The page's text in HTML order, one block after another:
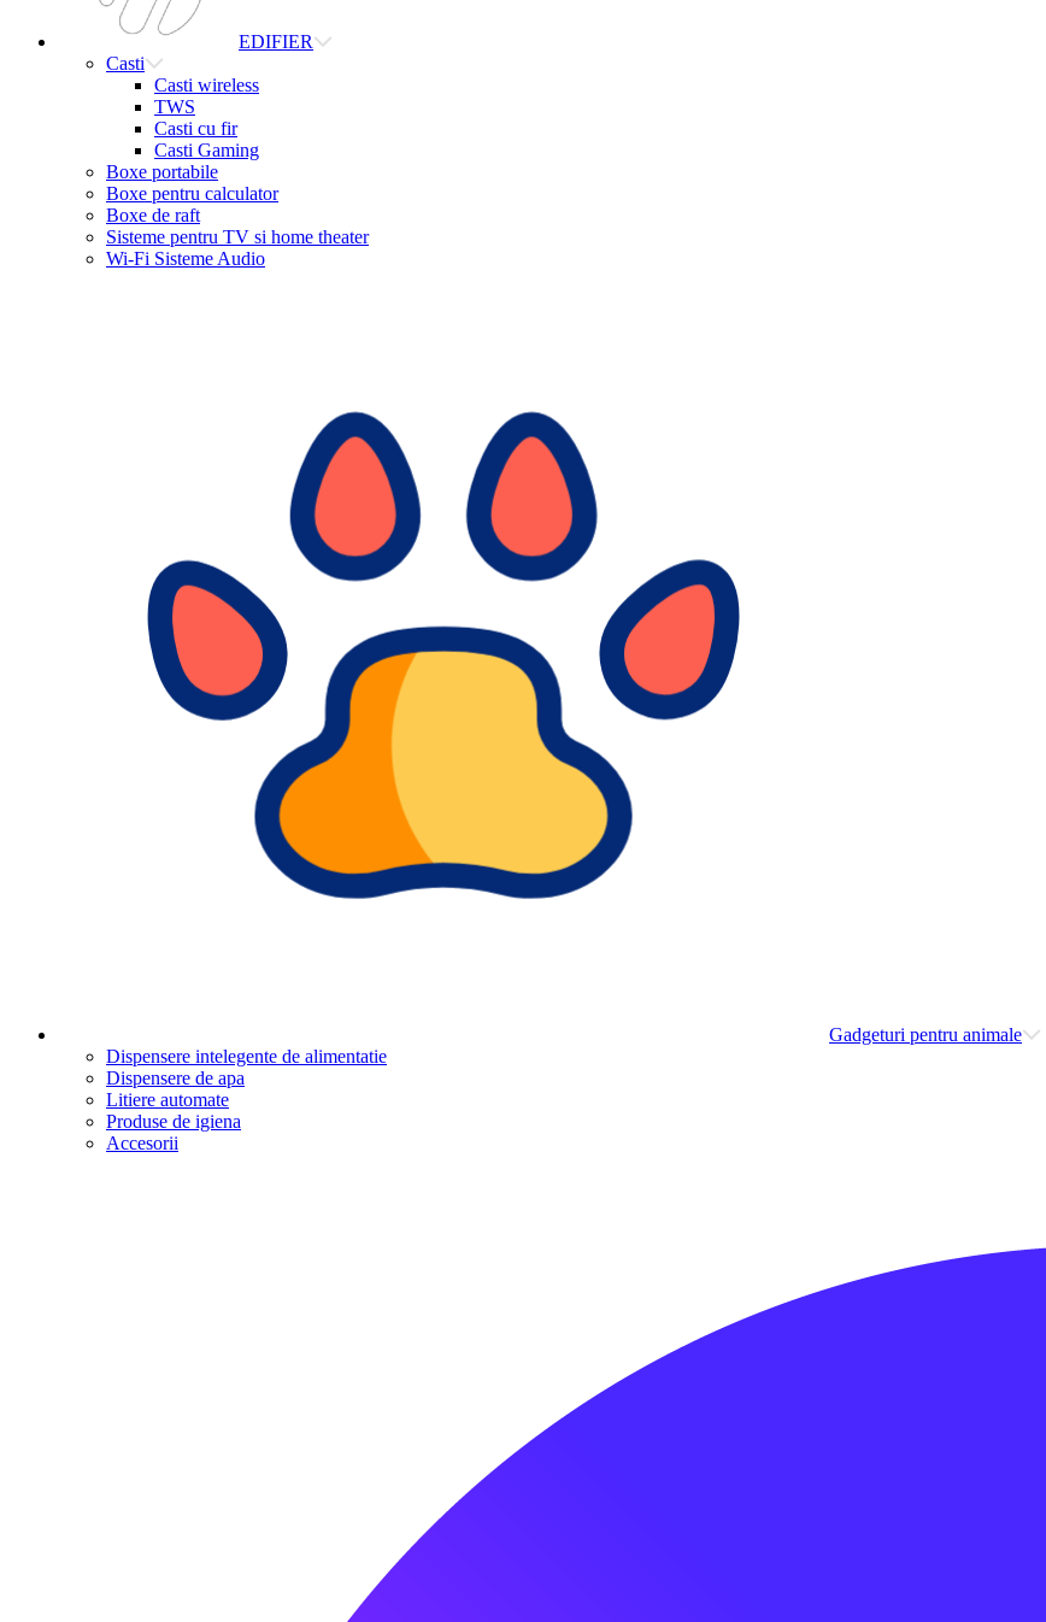
EDIFIER
Casti
Casti wireless
TWS
Casti cu fir
Casti Gaming
Boxe portabile
Boxe pentru calculator
Boxe de raft
Sisteme pentru TV si home theater
Wi-Fi Sisteme Audio
Gadgeturi pentru animale
Dispensere intelegente de alimentatie
Dispensere de apa
Litiere automate
Produse de igiena
Accesorii